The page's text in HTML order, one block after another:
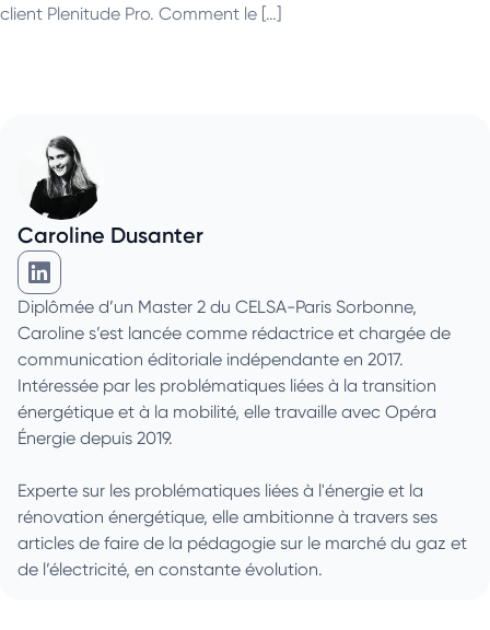
client Plenitude Pro. Comment le […]
Caroline Dusanter
Caroline Dusanter sur Linkedin
Diplômée d’un Master 2 du CELSA-Paris Sorbonne,
Caroline s’est lancée comme rédactrice et chargée de
communication éditoriale indépendante en 2017.
Intéressée par les problématiques liées à la transition
énergétique et à la mobilité, elle travaille avec Opéra
Énergie depuis 2019.
Experte sur les problématiques liées à l'énergie et la
rénovation énergétique, elle ambitionne à travers ses
articles de faire de la pédagogie sur le marché du gaz et
de l’électricité, en constante évolution.